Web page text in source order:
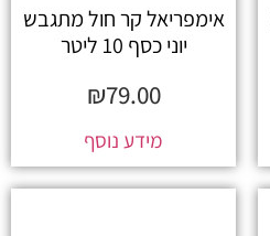
אימפריאל קר חול מתגבש
יוני כסף 10 ליטר
₪79.00
מידע נוסף